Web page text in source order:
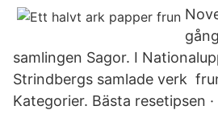
samlingen Sagor. I
Strindbergs samlade verk
Kategorier. Bästa resetipsen